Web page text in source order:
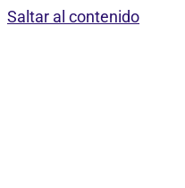
Saltar al contenido